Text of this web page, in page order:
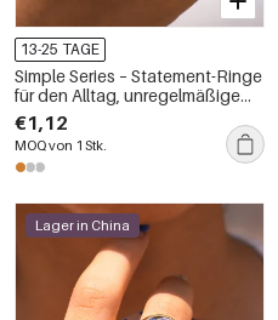
13-25 TAGE
Simple Series – Statement-Ringe
für den Alltag, unregelmäßige
Form, Edelstahl, wasserdicht,
goldfarben
€1,12
MOQ von 1 Stk.
Lager in China